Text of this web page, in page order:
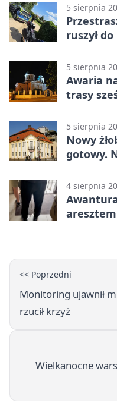
5 sierpnia
ruszył
5 sierpnia
Awaria
trasy
5 sierpnia
Nowy
gotowy.
4 sierpnia
<< Poprzedni
Monitoring ujawnił
rzucił krzyż
Wielkanocne